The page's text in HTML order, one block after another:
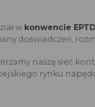
w konwencie
doświadczeń,
naszą sieć
rynku